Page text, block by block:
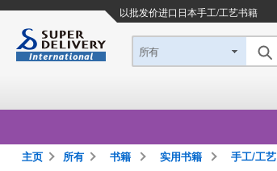
以批发价进口日本手工/工艺书籍
所有
主页 所有 书籍 实用书籍 手工/工艺